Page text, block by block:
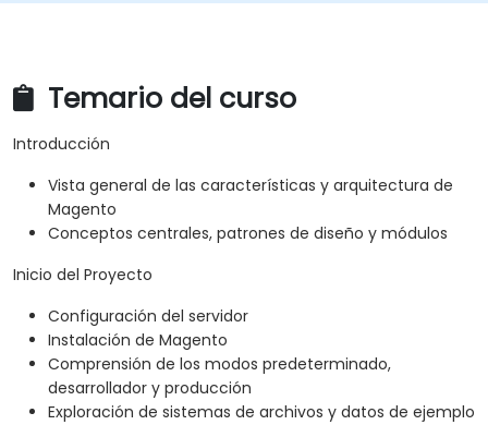
Temario del curso
Introducción
Vista general de las características y arquitectura de
Magento
Conceptos centrales, patrones de diseño y módulos
Inicio del Proyecto
Configuración del servidor
Instalación de Magento
Comprensión de los modos predeterminado,
desarrollador y producción
Exploración de sistemas de archivos y datos de ejemplo